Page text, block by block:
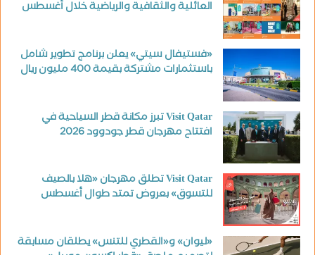
العائلية والثقافية والرياضية خلال أغسطس
«فستيفال سيتي» يعلن برنامج تطوير شامل
باستثمارات مشتركة بقيمة 400 مليون ريال
Visit Qatar تبرز مكانة قطر السياحية في
افتتاح مهرجان قطر جودوود 2026
Visit Qatar تطلق مهرجان «هلا بالصيف
للتسوق» بعروض تمتد طوال أغسطس
«ليوان» و«القطري للتنس» يطلقان مسابقة